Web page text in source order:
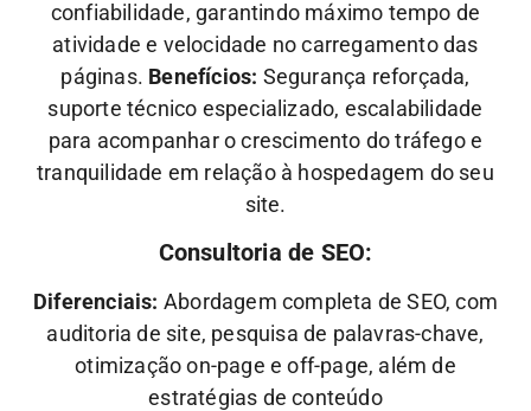
confiabilidade, garantindo máximo tempo de
atividade e velocidade no carregamento das
páginas. Benefícios: Segurança reforçada,
suporte técnico especializado, escalabilidade
para acompanhar o crescimento do tráfego e
tranquilidade em relação à hospedagem do seu
site.
Consultoria de SEO:
Diferenciais: Abordagem completa de SEO, com
auditoria de site, pesquisa de palavras-chave,
otimização on-page e off-page, além de
estratégias de conteúdo